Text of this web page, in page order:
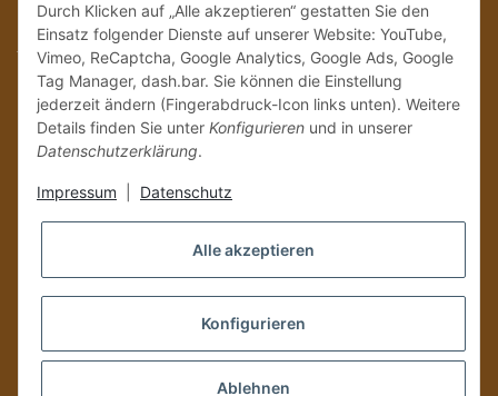
Bitte senden Sie mir entsprechend IhrerDatenschutzerklärung
regelmäßig und
jederzeit widerruflich Informationen zu Ihrem Produktsortiment per E-Mail zu.
Vertrag widerrufen
Versand und Zustellung nur an volljährige Personen!
Durch Klicken auf „Alle akzeptieren“ gestatten Sie den
Einsatz folgender Dienste auf unserer Website: YouTube,
Vimeo, ReCaptcha, Google Analytics, Google Ads, Google
Tag Manager, dash.bar. Sie können die Einstellung
jederzeit ändern (Fingerabdruck-Icon links unten). Weitere
Details finden Sie unter Konfigurieren und in unserer
Datenschutzerklärung.
Impressum Datenschutz
Alle akzeptieren
Konfigurieren
Ablehnen